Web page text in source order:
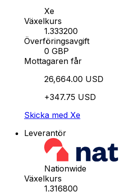
Xe
Växelkurs
1.333200
Överföringsavgift
0 GBP
Mottagaren får
26,664.00 USD
+347.75 USD
Skicka med Xe
Leverantör
Nationwide
Växelkurs
1.316800